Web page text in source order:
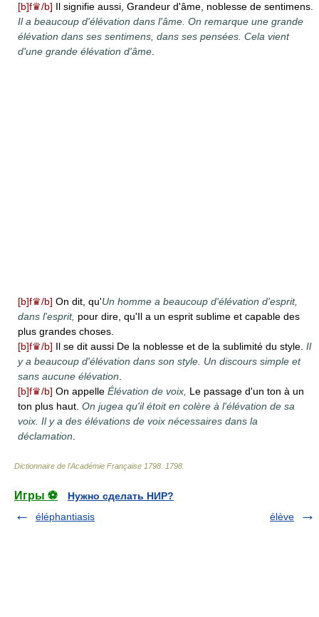
[b]f♛/b] Il signifie aussi, Grandeur d'âme, noblesse de sentimens.
Il a beaucoup d'élévation dans l'âme. On remarque une grande
élévation dans ses sentimens, dans ses pensées. Cela vient
d'une grande élévation d'âme
[b]f♛/b] On dit, qu'Un homme a beaucoup d'élévation d'esprit,
dans l'esprit, pour dire, qu'Il a un esprit sublime et capable des
plus grandes choses.
[b]f♛/b] Il se dit aussi De la noblesse et de la sublimité du style. Il
y a beaucoup d'élévation dans son style. Un discours simple et
sans aucune élévation
[b]f♛/b] On appelle Élévation de voix, Le passage d'un ton à un
ton plus haut. On jugea qu'il étoit en colère à l'élévation de sa
voix. Il y a des élévations de voix nécessaires dans la
déclamation
Dictionnaire de l'Académie Française 1798 1798
Игры ⚽
Нужно сделать НИР?
éléphantiasis
élève